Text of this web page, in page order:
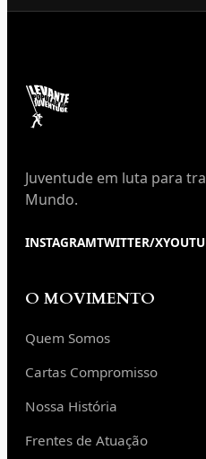
Juventude em luta para
Mundo.
INSTAGRAMTWITTER/X
O MOVIMENTO
Quem Somos
Cartas Compromisso
Nossa História
Frentes de Atuação